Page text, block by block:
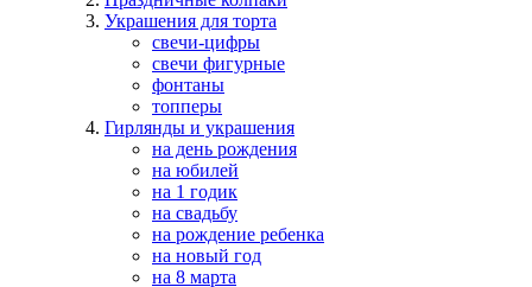
Украшения для торта
свечи-цифры
свечи фигурные
фонтаны
топперы
Гирлянды и украшения
на день рождения
на юбилей
на 1 годик
на свадьбу
на рождение ребенка
на новый год
на 8 марта